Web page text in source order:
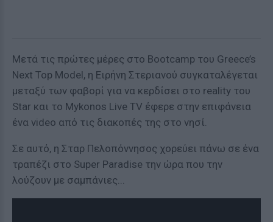
Μετά τις πρώτες μέρες στο Bootcamp του Greece’s
Next Top Model, η Ειρήνη Στεριανού συγκαταλέγεται
μεταξύ των φαβορί για να κερδίσει στο reality του
Star και το Mykonos Live TV έφερε στην επιφάνεια
ένα video από τις διακοπές της στο νησί.
Σε αυτό, η Σταρ Πελοπόννησος χορεύει πάνω σε ένα
τραπέζι στο Super Paradise την ώρα που την
λούζουν με σαμπάνιες...